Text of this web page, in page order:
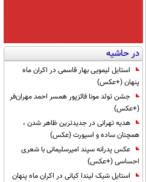
در حاشیه
استایل لیمویی بهار قاسمی در اکران ماه
پنهان (+عکس)
جشن تولد مونا فائزپور همسر احمد مهران‌فر
(+عکس)
هدیه تهرانی در جدیدترین ظاهر شدن ،
همچنان ساده و اسپورت (عکس)
عکس پدرانه سپند امیرسلیمانی با شعری
احساسی (+عکس)
استایل شیک لیندا کیانی در اکران ماه پنهان